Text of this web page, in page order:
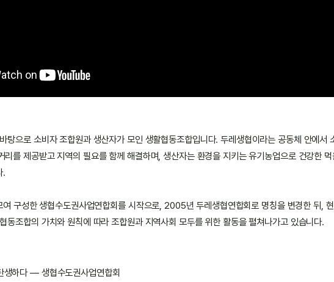
탕으로 소비자 조합원과 생산자가 모인 생활협동조합입니다. 두레생협이라는 공동체 안에서
리를 제공받고 지역의 필요를 함께 해결하며, 생산자는 환경을 지키는 유기농업으로 건강한
.
구성한 생협수도권사업연합회를 시작으로, 2005년 두레생협연합회로 명칭을 변경한 뒤,
동조합의 가치와 원칙에 따라 조합원과 지역사회 모두를 위한 활동을 펼쳐나가고 있습니다.
생하다 — 생협수도권사업연합회